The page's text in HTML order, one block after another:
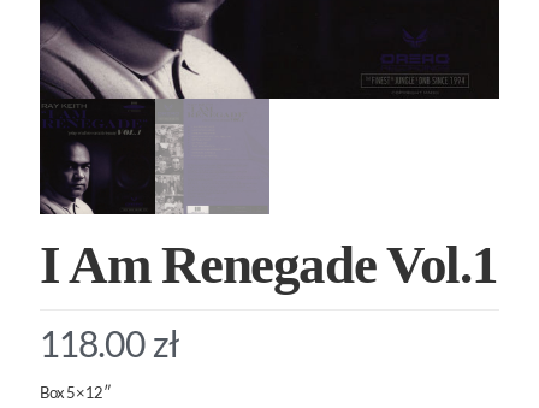
I Am Renegade Vol.1
118.00 zł
Box 5×12″